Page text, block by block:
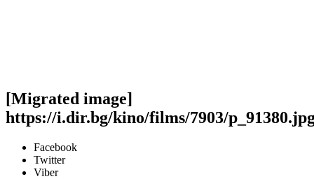
[Migrated image]
https://i.dir.bg/kino/films/7903/
Facebook
Twitter
Viber